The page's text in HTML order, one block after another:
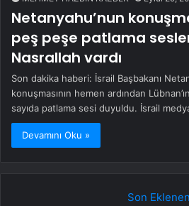
Netanyahu’nun
peş peşe patlama
Nasrallah vardı
Son dakika haberi: İsrail Başbakanı
konuşmasının hemen ardından
sayıda patlama sesi duyuldu. İsrail
Devamını Oku »
Son Eklenen